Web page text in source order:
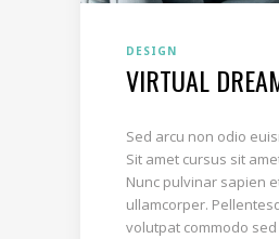
DESIGN
VIRTUAL
Sed arcu non odio
Sit amet cursus sit
Nunc pulvinar sapien
ullamcorper.
volutpat commodo